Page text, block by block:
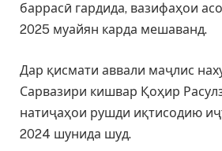
баррасӣ гардида, вазифаҳои
2025 муайян карда мешаванд.
Дар қисмати аввали маҷлис
Сарвазири кишвар Қоҳир
натиҷаҳои рушди иқтисодию
2024 шунида шуд.